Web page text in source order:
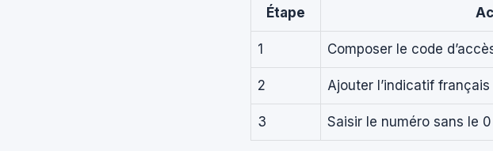
Étape
1 Composer le code
2 Ajouter l’indicatif français
3 Saisir le numéro sans le 0